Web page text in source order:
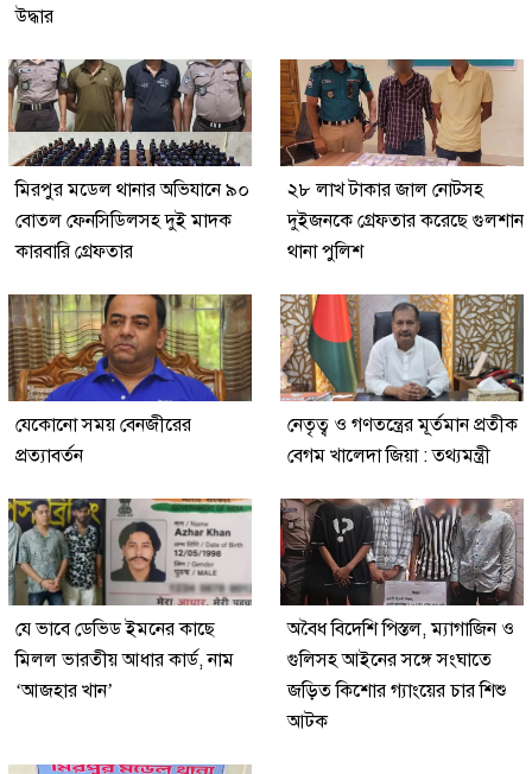
উদ্ধার
মিরপুর মডেল থানার অভিযানে ৯০
বোতল ফেনসিডিলসহ দুই মাদক
কারবারি গ্রেফতার
২৮ লাখ টাকার জাল নোটসহ
দুইজনকে গ্রেফতার করেছে গুলশান
থানা পুলিশ
যেকোনো সময় বেনজীরের
প্রত্যাবর্তন
নেতৃত্ব ও গণতন্ত্রের মূর্তমান প্রতীক
বেগম খালেদা জিয়া : তথ্যমন্ত্রী
যে ভাবে ডেভিড ইমনের কাছে
মিলল ভারতীয় আধার কার্ড, নাম
‘আজহার খান’
অবৈধ বিদেশি পিস্তল, ম্যাগাজিন ও
গুলিসহ আইনের সঙ্গে সংঘাতে
জড়িত কিশোর গ্যাংয়ের চার শিশু
আটক